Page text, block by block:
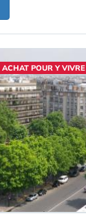
POUR Y VIVRE